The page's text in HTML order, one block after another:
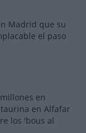
Madrid que su
el paso
en
en Alfafar
los 'bous al